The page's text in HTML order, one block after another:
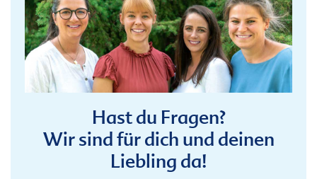
Hast du Fragen?
Wir sind für dich und deinen
Liebling da!